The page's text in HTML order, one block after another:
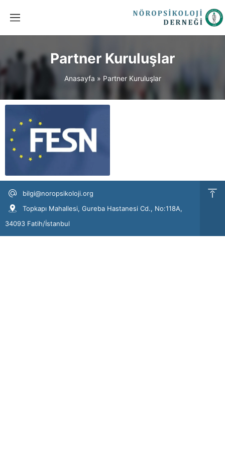
Partner Kuruluşlar
Anasayfa » Partner Kuruluşlar
bilgi@noropsikoloji.org
Topkapı Mahallesi, Gureba Hastanesi Cd., No:118A,
34093 Fatih/İstanbul